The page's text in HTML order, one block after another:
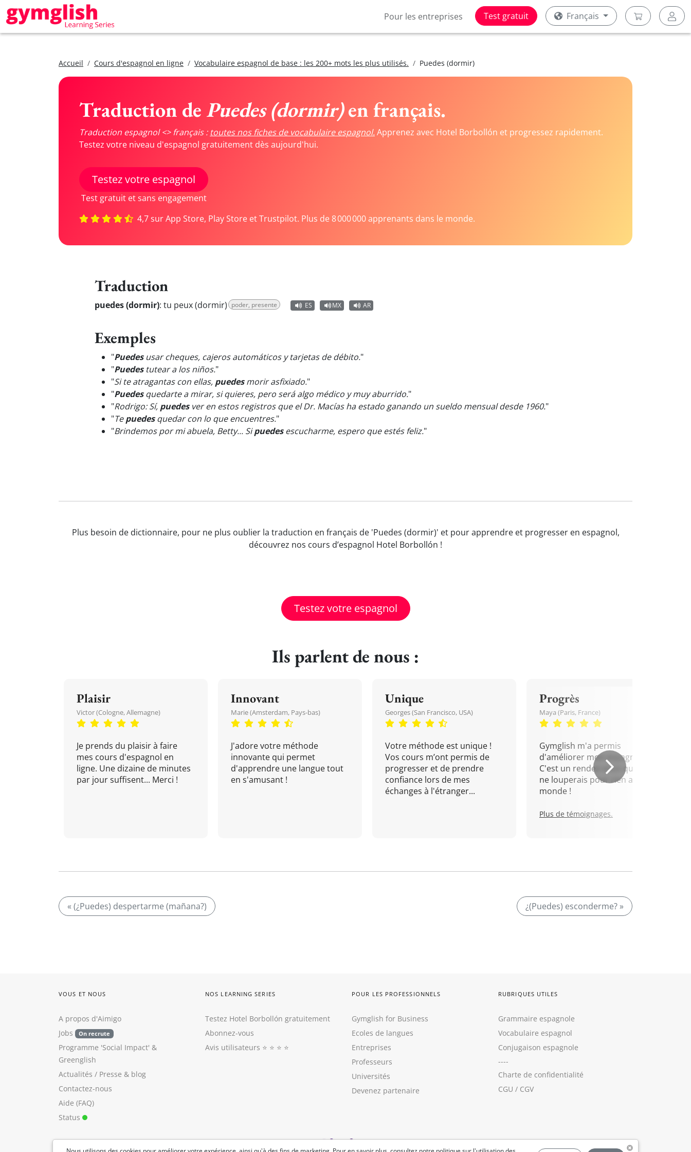
Pour les entreprises Test gratuit Français
Accueil Cours d'espagnol en ligne Vocabulaire espagnol de base : les 200+ mots les plus utilisés. Puedes (dormir)
Traduction de Puedes (dormir)en français.
Traduction espagnol <> français : toutes nos fiches de vocabulaire espagnol.Apprenez avec Hotel Borbollón et progressez rapidement.
Testez votre niveau d'espagnol gratuitement dès aujourd'hui.
Testez votre espagnol
Test gratuit et sans engagement
4,7 sur App Store, Play Store et Trustpilot. Plus de 8 000 000 apprenants dans le monde.
Traduction
puedes (dormir): tu peux (dormir) poder, presente ES MX AR
Exemples
"Puedesusar cheques, cajeros automáticos y tarjetas de débito."
"Puedestutear a los niños."
"Si te atragantas con ellas, puedesmorir asfixiado."
"Puedesquedarte a mirar, si quieres, pero será algo médico y muy aburrido."
"Rodrigo: Sí, puedesver en estos registros que el Dr. Macías ha estado ganando un sueldo mensual desde 1960."
"Tepuedesquedar con lo que encuentres."
"Brindemos por mi abuela, Betty... Sipuedesescucharme, espero que estés feliz."
Plus besoin de dictionnaire, pour ne plus oublier la traduction en français de 'Puedes (dormir)' et pour apprendre et progresser en espagnol,
découvrez nos cours d’espagnol Hotel Borbollón !
Testez votre espagnol
Ils parlent de nous :
Plaisir
Victor (Cologne, Allemagne)
Je prends du plaisir à faire
mes cours d'espagnol en
ligne. Une dizaine de minutes
par jour suffisent... Merci !
Innovant
Marie (Amsterdam, Pays-bas)
J'adore votre méthode
innovante qui permet
d'apprendre une langue tout
en s'amusant !
Unique
Georges (San Francisco, USA)
Votre méthode est unique !
Vos cours m’ont permis de
progresser et de prendre
confiance lors de mes
échanges à l'étranger...
Progrès
Maya (Paris, France)
Gymglish m'a permis
d'améliorer mon espagnol.
C'est un rendez-vous que je
ne louperais pour rien au
monde !
Plus de témoignages.
« (¿Puedes) despertarme (mañana?) ¿(Puedes) esconderme? »
VOUS ET NOUS
A propos d'Aimigo
Jobs
On recrute
Programme 'Social Impact' &
Greenglish
Actualités / Presse & blog
Contactez-nous
Aide (FAQ)
Status
NOS LEARNING SERIES
Testez Hotel Borbollón gratuitement
Abonnez-vous
Avis utilisateurs ⭐️ ⭐️ ⭐️ ⭐️
POUR LES PROFESSIONNELS
Gymglish for Business
Ecoles de langues
Entreprises
Professeurs
Universités
Devenez partenaire
RUBRIQUES UTILES
Grammaire espagnole
Vocabulaire espagnol
Conjugaison espagnole
----
Charte de confidentialité
CGU / CGV